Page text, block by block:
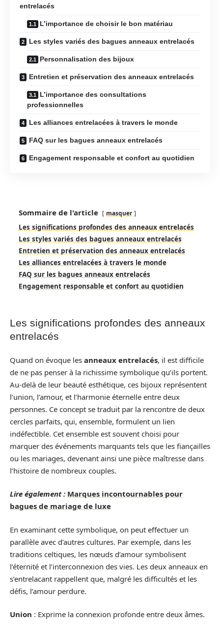
entrelacés
L’importance de choisir le bon matériau
Les styles variés des bagues anneaux entrelacés
Personnalisation des bijoux
Entretien et préservation des anneaux entrelacés
L’importance des consultations
professionnelles
Les alliances entrelacées à travers le monde
FAQ sur les bagues anneaux entrelacés
Engagement responsable et confort au quotidien
Sommaire de l'article masquer
Les significations profondes des anneaux entrelacés
Les styles variés des bagues anneaux entrelacés
Entretien et préservation des anneaux entrelacés
Les alliances entrelacées à travers le monde
FAQ sur les bagues anneaux entrelacés
Engagement responsable et confort au quotidien
Les significations profondes des anneaux
entrelacés
Quand on évoque les anneaux entrelacés, il est difficile
de ne pas penser à la richissime symbolique qu’ils portent.
Au-delà de leur beauté esthétique, ces bijoux représentent
l’union, l’amour, et l’harmonie éternelle entre deux
personnes. Ce concept se traduit par la rencontre de deux
cercles parfaits, qui, ensemble, formulent un lien
indéfectible. Cet ensemble est souvent choisi pour
marquer des événements marquants tels que les fiançailles
ou les mariages, devenant ainsi une pièce maîtresse dans
l’histoire de nombreux couples.
Lire également : Marques incontournables pour
bagues de mariage de luxe
En examinant cette symbolique, on peut effectuer un
parallèle avec d’autres cultures. Par exemple, dans les
traditions celtiques, les nœuds d’amour symbolisent
l’éternité et l’interconnexion des vies. Les deux anneaux en
s’entrelacant rappellent que, malgré les difficultés et les
défis, l’amour perdure.
Union : Exprime la connexion profonde entre deux âmes.